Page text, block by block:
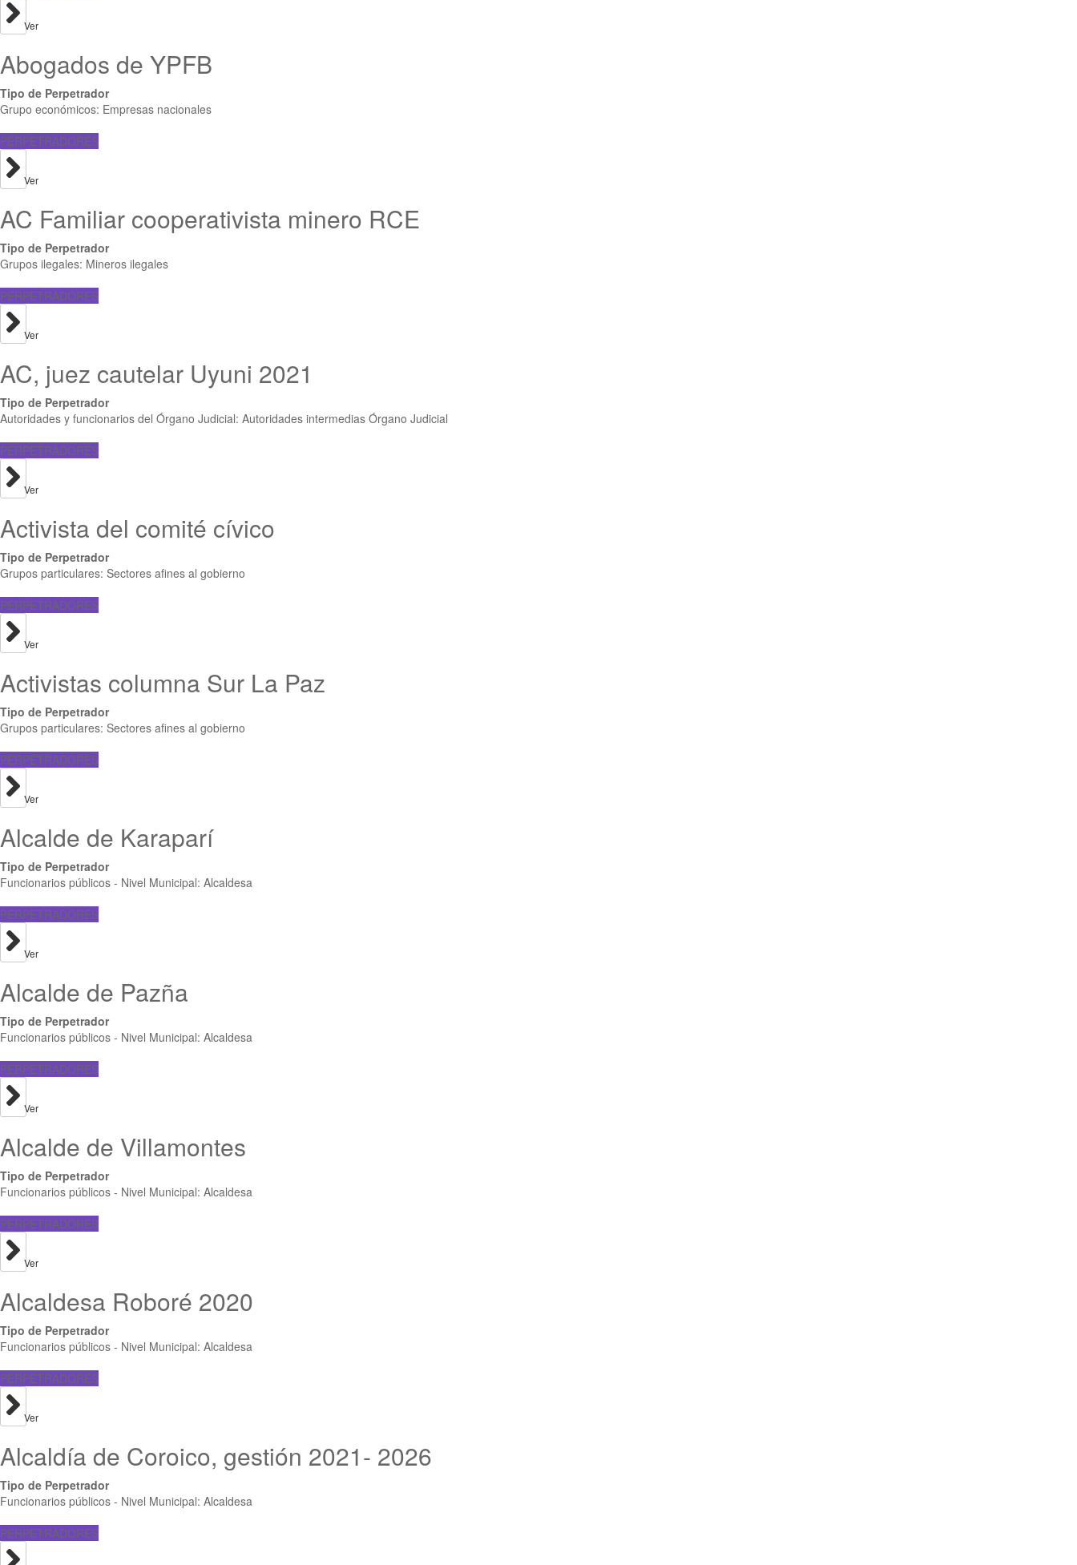
Ver
Abogados de YPFB
Tipo de Perpetrador
Grupo económicos: Empresas nacionales
PERPETRADORES
Ver
AC Familiar cooperativista minero RCE
Tipo de Perpetrador
Grupos ilegales: Mineros ilegales
PERPETRADORES
Ver
AC, juez cautelar Uyuni 2021
Tipo de Perpetrador
Autoridades y funcionarios del Órgano Judicial: Autoridades intermedias Órgano Judicial
PERPETRADORES
Ver
Activista del comité cívico
Tipo de Perpetrador
Grupos particulares: Sectores afines al gobierno
PERPETRADORES
Ver
Activistas columna Sur La Paz
Tipo de Perpetrador
Grupos particulares: Sectores afines al gobierno
PERPETRADORES
Ver
Alcalde de Karaparí
Tipo de Perpetrador
Funcionarios públicos - Nivel Municipal: Alcaldesa
PERPETRADORES
Ver
Alcalde de Pazña
Tipo de Perpetrador
Funcionarios públicos - Nivel Municipal: Alcaldesa
PERPETRADORES
Ver
Alcalde de Villamontes
Tipo de Perpetrador
Funcionarios públicos - Nivel Municipal: Alcaldesa
PERPETRADORES
Ver
Alcaldesa Roboré 2020
Tipo de Perpetrador
Funcionarios públicos - Nivel Municipal: Alcaldesa
PERPETRADORES
Ver
Alcaldía de Coroico, gestión 2021- 2026
Tipo de Perpetrador
Funcionarios públicos - Nivel Municipal: Alcaldesa
PERPETRADORES